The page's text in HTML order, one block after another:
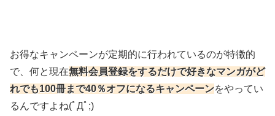
お得なキャンペーンが定期的に行われているのが特徴的
で、何と現在無料会員登録をするだけで好きなマンガがど
れでも100冊まで40％オフになるキャンペーンをやってい
るんですよね(ﾟДﾟ;)